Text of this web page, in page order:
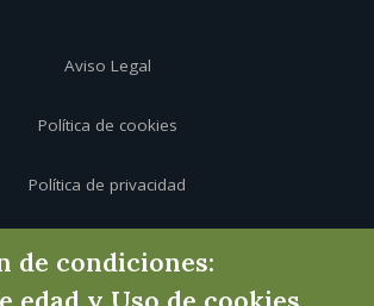
Aviso Legal
Política de cookies
Política de privacidad
de condiciones: